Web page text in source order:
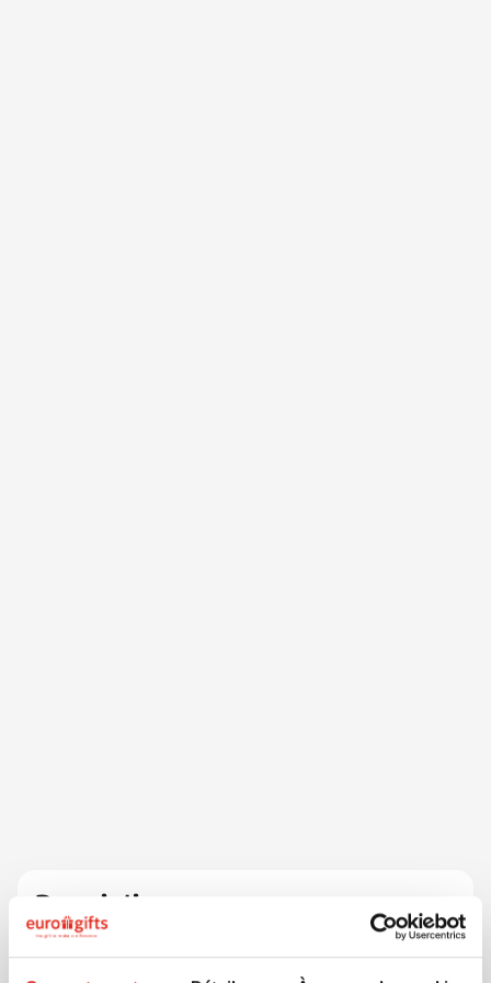
Description
La protection contre le soleil est très importante, alors
appliquez-la ! Cette crème solaire IP50 offre une haute